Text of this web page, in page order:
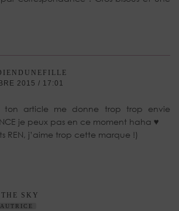
2015 / 17:01
ton article me donne trop trop envie
je peux pas en ce moment haha ♥
REN, j’aime trop cette marque !)
SKY